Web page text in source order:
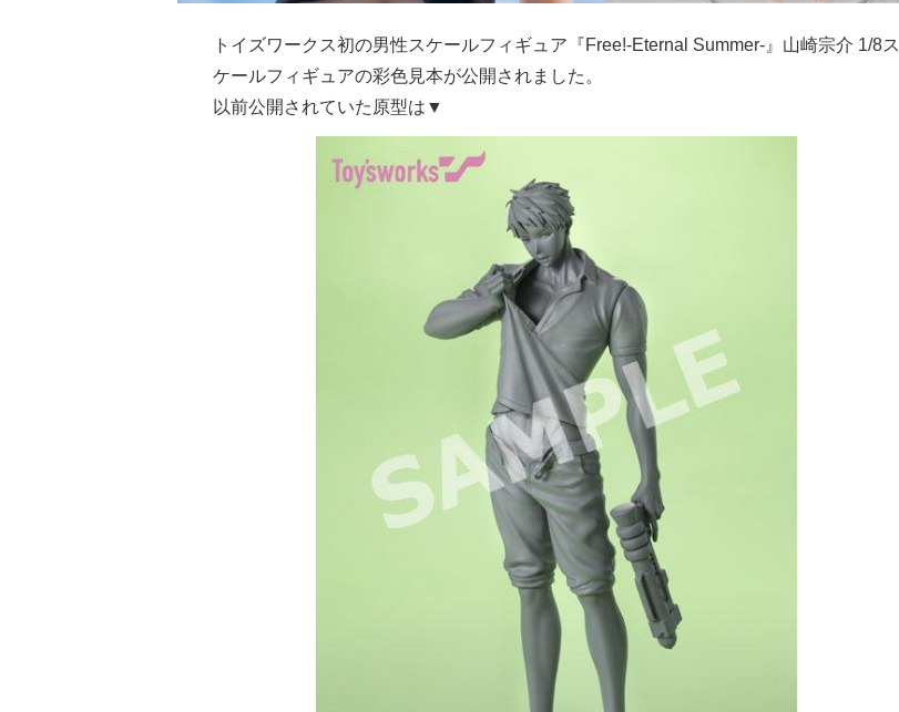
トイズワークス初の男性スケールフィギュア『Free!-Eternal Summer-』山崎宗介 1/8ス
ケールフィギュアの彩色見本が公開されました。
以前公開されていた原型は▼